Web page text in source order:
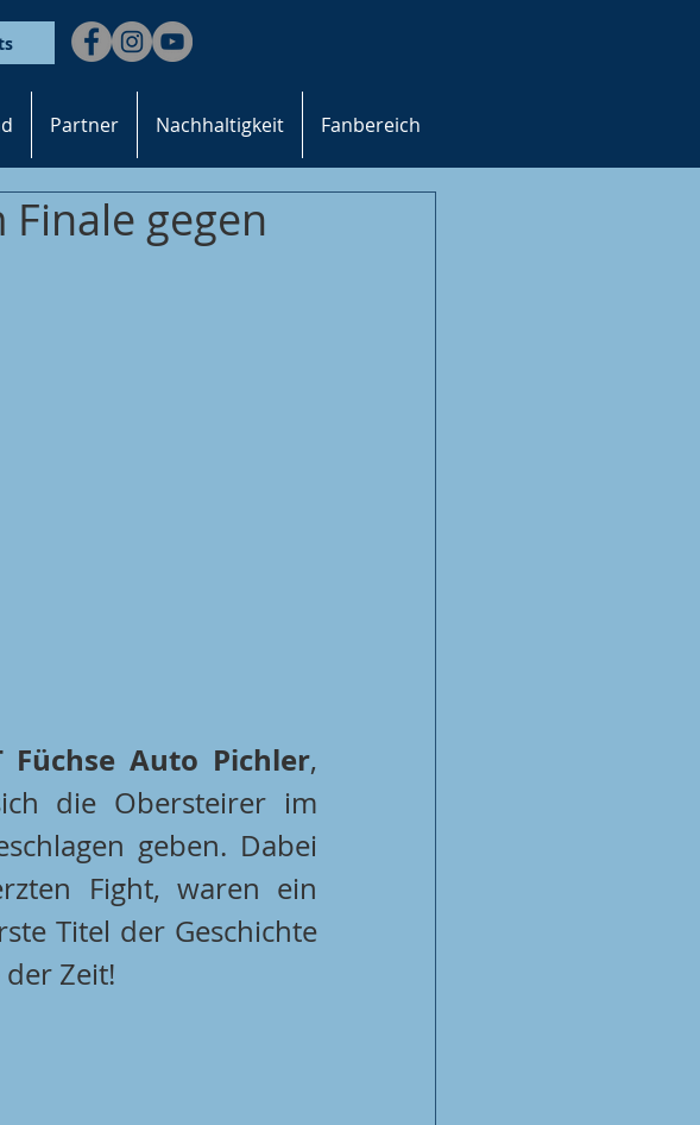
Partner Nachhaltigkeit Fanbereich
gegen
Füchse Auto Pichler,
die Obersteirer im
geben. Dabei
Fight, waren ein
Titel der Geschichte
Zeit!